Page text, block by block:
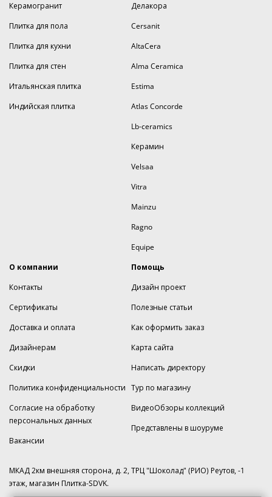
Керамогранит
Плитка для пола
Плитка для кухни
Плитка для стен
Итальянская плитка
Индийская плитка
Делакора
Cersanit
AltaCera
Alma Ceramica
Estima
Atlas Concorde
Lb-ceramics
Керамин
Velsaa
Vitra
Mainzu
Ragno
Equipe
О компании
Контакты
Сертификаты
Доставка и оплата
Дизайнерам
Скидки
Политика конфиденциальности
Согласие на обработку
персональных данных
Вакансии
Помощь
Дизайн проект
Полезные статьи
Как оформить заказ
Карта сайта
Написать директору
Тур по магазину
ВидеоОбзоры коллекций
Представлены в шоуруме
МКАД 2км внешняя сторона, д. 2, ТРЦ "Шоколад" (РИО) Реутов, -1
этаж, магазин Плитка-SDVK.